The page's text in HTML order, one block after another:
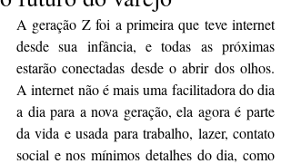
A geração Z foi a primeira que teve internet
desde sua infância, e todas as próximas
estarão conectadas desde o abrir dos olhos.
A internet não é mais uma facilitadora do dia
a dia para a nova geração, ela agora é parte
da vida e usada para trabalho, lazer, contato
social e nos mínimos detalhes do dia, como